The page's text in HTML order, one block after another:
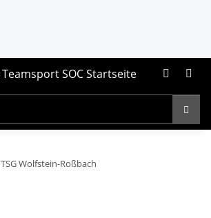
TSG Wolfstein-Roßbach